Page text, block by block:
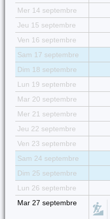
Mer 14 septembre
Jeu 15 septembre
Ven 16 septembre
Sam 17 septembre
Dim 18 septembre
Lun 19 septembre
Mar 20 septembre
Mer 21 septembre
Jeu 22 septembre
Ven 23 septembre
Sam 24 septembre
Dim 25 septembre
Lun 26 septembre
Mar 27 septembre